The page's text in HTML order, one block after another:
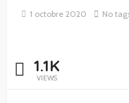
1 octobre 2020 No
1.1K
VIEWS